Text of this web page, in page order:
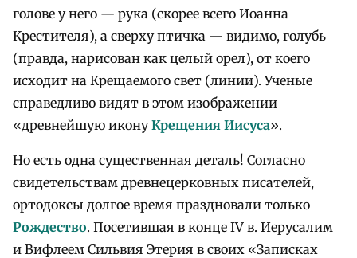
голове у него — рука (скорее всего Иоанна
Крестителя), а сверху птичка — видимо, голубь
(правда, нарисован как целый орел), от коего
исходит на Крещаемого свет (линии). Ученые
справедливо видят в этом изображении
«древнейшую иконуКрещения Иисуса».
Но есть одна существенная деталь! Согласно
свидетельствам древнецерковных писателей,
ортодоксы долгое время праздновали только
Рождество. Посетившая в конце IV в. Иерусалим
и Вифлеем Сильвия Этерия в своих «Записках